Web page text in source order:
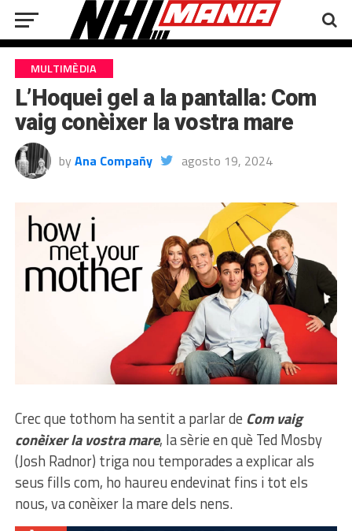
MULTIMÈDIA
L’Hoquei gel a la pantalla: Com
vaig conèixer la vostra mare
by Ana Compañy agosto 19, 2024
Crec que tothom ha sentit a parlar de Com vaig
conèixer la vostra mare, la sèrie en què Ted Mosby
(Josh Radnor) triga nou temporades a explicar als
seus fills com, ho haureu endevinat fins i tot els
nous, va conèixer la mare dels nens.